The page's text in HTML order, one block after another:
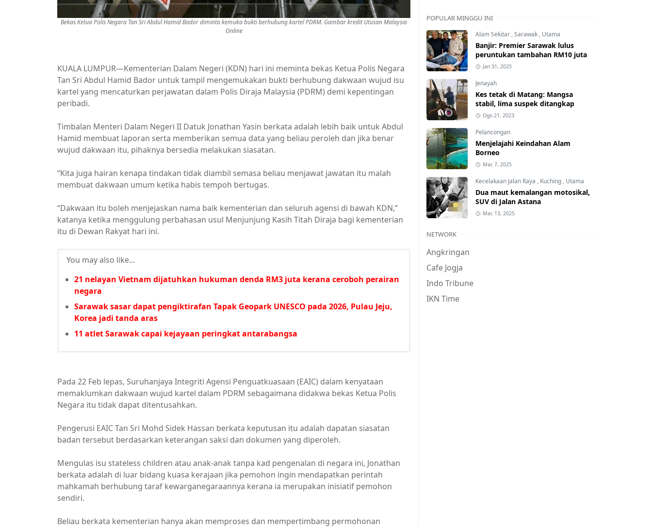
Bekas Ketua Polis Negara Tan Sri Abdul Hamid Bador diminta kemuka bukti berhubung kartel PDRM. Gambar kredit Utusan Malaysia
Online
KUALA LUMPUR—Kementerian Dalam Negeri (KDN) hari ini meminta bekas Ketua Polis Negara
Tan Sri Abdul Hamid Bador untuk tampil mengemukakan bukti berhubung dakwaan wujud isu
kartel yang mencaturkan perjawatan dalam Polis Diraja Malaysia (PDRM) demi kepentingan
peribadi.
Timbalan Menteri Dalam Negeri II Datuk Jonathan Yasin berkata adalah lebih baik untuk Abdul
Hamid membuat laporan serta memberikan semua data yang beliau peroleh dan jika benar
wujud dakwaan itu, pihaknya bersedia melakukan siasatan.
“Kita juga hairan kenapa tindakan tidak diambil semasa beliau menjawat jawatan itu malah
membuat dakwaan umum ketika habis tempoh bertugas.
“Dakwaan itu boleh menjejaskan nama baik kementerian dan seluruh agensi di bawah KDN,”
katanya ketika menggulung perbahasan usul Menjunjung Kasih Titah Diraja bagi kementerian
itu di Dewan Rakyat hari ini.
You may also like...
21 nelayan Vietnam dijatuhkan hukuman denda RM3 juta kerana ceroboh perairan
negara
Sarawak sasar dapat pengiktirafan Tapak Geopark UNESCO pada 2026, Pulau Jeju,
Korea jadi tanda aras
11 atlet Sarawak capai kejayaan peringkat antarabangsa
Pada 22 Feb lepas, Suruhanjaya Integriti Agensi Penguatkuasaan (EAIC) dalam kenyataan
memaklumkan dakwaan wujud kartel dalam PDRM sebagaimana didakwa bekas Ketua Polis
Negara itu tidak dapat ditentusahkan.
Pengerusi EAIC Tan Sri Mohd Sidek Hassan berkata keputusan itu adalah dapatan siasatan
badan tersebut berdasarkan keterangan saksi dan dokumen yang diperoleh.
Mengulas isu stateless children atau anak-anak tanpa kad pengenalan di negara ini, Jonathan
berkata adalah di luar bidang kuasa kerajaan jika pemohon ingin mendapatkan perintah
mahkamah berhubung taraf kewarganegaraannya kerana ia merupakan inisiatif pemohon
sendiri.
Beliau berkata kementerian hanya akan memproses dan mempertimbang permohonan
POPULAR MINGGU INI
Alam Sekitar ,Sarawak , Utama
Banjir: Premier Sarawak lulus
peruntukan tambahan RM10 juta
Jan 31, 2025
Jenayah
Kes tetak di Matang: Mangsa
stabil, lima suspek ditangkap
Ogo 21, 2023
Pelancongan
Menjelajahi Keindahan Alam
Borneo
Mac 7, 2025
Kecelakaan Jalan Raya , Kuching , Utama
Dua maut kemalangan motosikal,
SUV di Jalan Astana
Mac 13, 2025
NETWORK
Angkringan
Cafe Jogja
Indo Tribune
IKN Time